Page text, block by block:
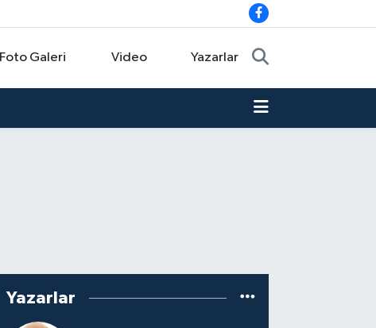
Foto Galeri Video Yazarlar
Yazarlar